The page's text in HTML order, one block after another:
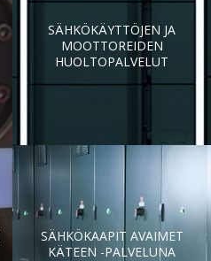
SÄHKÖKÄYTTÖJEN JA
MOOTTOREIDEN
HUOLTOPALVELUT
SÄHKÖKAAPIT AVAIMET
KÄTEEN -PALVELUNA